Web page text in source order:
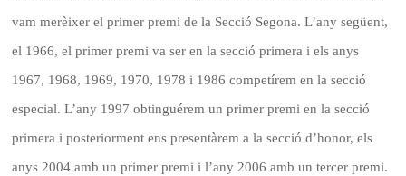
vam merèixer el primer premi de la Secció Segona. L’any següent,
el 1966, el primer premi va ser en la secció primera i els anys
1967, 1968, 1969, 1970, 1978 i 1986 competírem en la secció
especial. L’any 1997 obtinguérem un primer premi en la secció
primera i posteriorment ens presentàrem a la secció d’honor, els
anys 2004 amb un primer premi i l’any 2006 amb un tercer premi.